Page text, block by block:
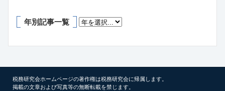
年別記事一覧
税務研究会ホームページの著作権は税務研究会に帰属します。
掲載の文章および写真等の無断転載を禁じます。